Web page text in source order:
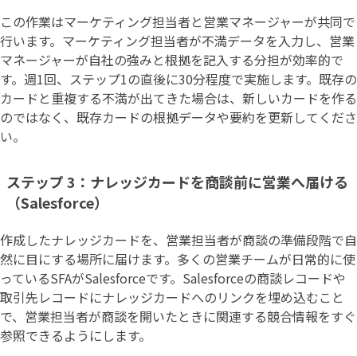
この作業はマーケティング担当者と営業マネージャーが共同で
行います。マーケティング担当者が不満データを入力し、営業
マネージャーが自社の強みと根拠を記入する分担が効率的で
す。週1回、ステップ1の直後に30分程度で実施します。既存の
カードと重複する不満が出てきた場合は、新しいカードを作る
のではなく、既存カードの根拠データや要約を更新してくださ
い。
ステップ 3：ナレッジカードを商談前に営業へ届ける
（Salesforce）
作成したナレッジカードを、営業担当者が商談の準備段階で自
然に目にする場所に届けます。多くの営業チームが日常的に使
っているSFAがSalesforceです。Salesforceの商談レコードや
取引先レコードにナレッジカードへのリンクを埋め込むこと
で、営業担当者が商談を開いたときに関連する競合情報をすぐ
参照できるようにします。